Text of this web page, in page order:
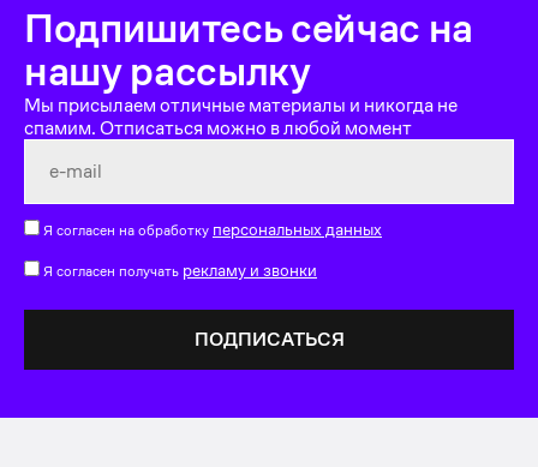
Подпишитесь сейчас на
нашу рассылку
Мы присылаем отличные материалы и никогда не
спамим. Отписаться можно в любой момент
Я согласен на обработку персональных данных
Я согласен получать рекламу и звонки